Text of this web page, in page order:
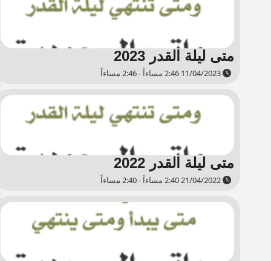
متى ليلة القدر 2023
متى ليلة القدر 2022